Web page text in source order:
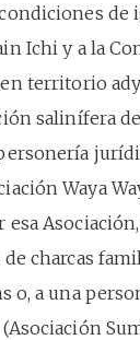
de
Ichi y a la
territorio
salinífera
Waya
esa
charcas
o, a una